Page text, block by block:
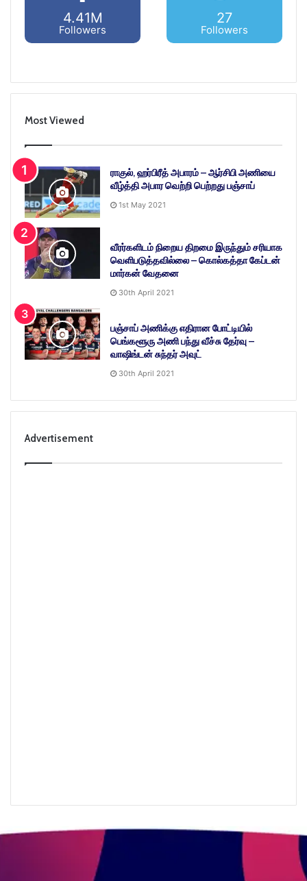
4.41M
Followers
27
Followers
Most Viewed
ராகுல், ஹர்பிரீத் அபாரம் – ஆர்சிபி அணியை
வீழ்த்தி அபார வெற்றி பெற்றது பஞ்சாப்
1st May 2021
வீரர்களிடம் நிறைய திறமை இருந்தும் சரியாக
வெளிபடுத்தவில்லை – கொல்கத்தா கேப்டன்
மார்கன் வேதனை
30th April 2021
பஞ்சாப் அணிக்கு எதிரான போட்டியில்
பெங்களூரு அணி பந்து வீச்சு தேர்வு –
வாஷிங்டன் சுந்தர் அவுட்
30th April 2021
Advertisement